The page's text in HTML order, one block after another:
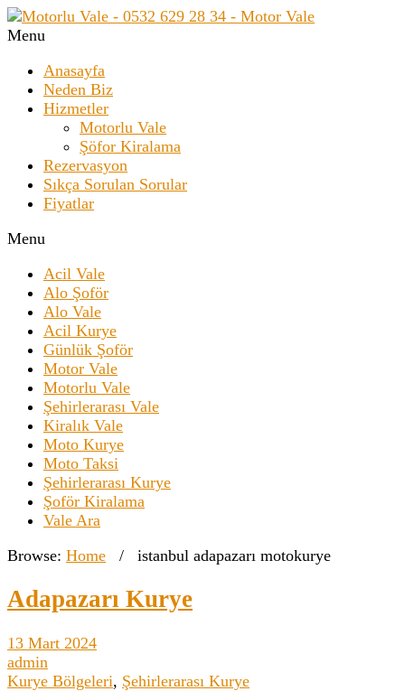
Menu
Anasayfa
Neden Biz
Hizmetler
Motorlu Vale
Şöfor Kiralama
Rezervasyon
Sıkça Sorulan Sorular
Fiyatlar
Menu
Acil Vale
Alo Şoför
Alo Vale
Acil Kurye
Günlük Şoför
Motor Vale
Motorlu Vale
Şehirlerarası Vale
Kiralık Vale
Moto Kurye
Moto Taksi
Şehirlerarası Kurye
Şoför Kiralama
Vale Ara
Browse: Home / istanbul adapazarı motokurye
Adapazarı Kurye
13 Mart 2024
admin
Kurye Bölgeleri, Şehirlerarası Kurye